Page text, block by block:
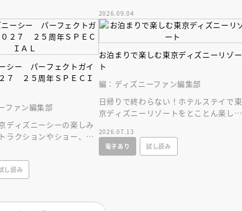
！
５年史！
2026.09.04
シー パーフェクトガイ
７ ２５周年ＳＰＥＣＩ
ファン編集部
ディズニーシーの楽しみ
ラクションやショー、レ
！
し読み
お泊まりで楽しむ東京ディズニーリゾー
ト
編：ディズニーファン編集部
日帰りで終わらない！ホテルステイで東
京ディズニーリゾートをとことん楽しむ
2026.07.13
電子あり
試し読み